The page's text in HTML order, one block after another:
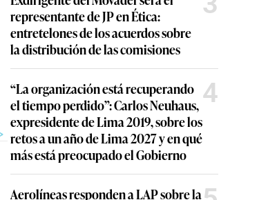
representante de JP en Ética:
entretelones de los acuerdos sobre
la distribución de las comisiones
“La organización está recuperando
el tiempo perdido”: Carlos Neuhaus,
expresidente de Lima 2019, sobre los
retos a un año de Lima 2027 y en qué
más está preocupado el Gobierno
4
Aerolíneas responden a LAP sobre la